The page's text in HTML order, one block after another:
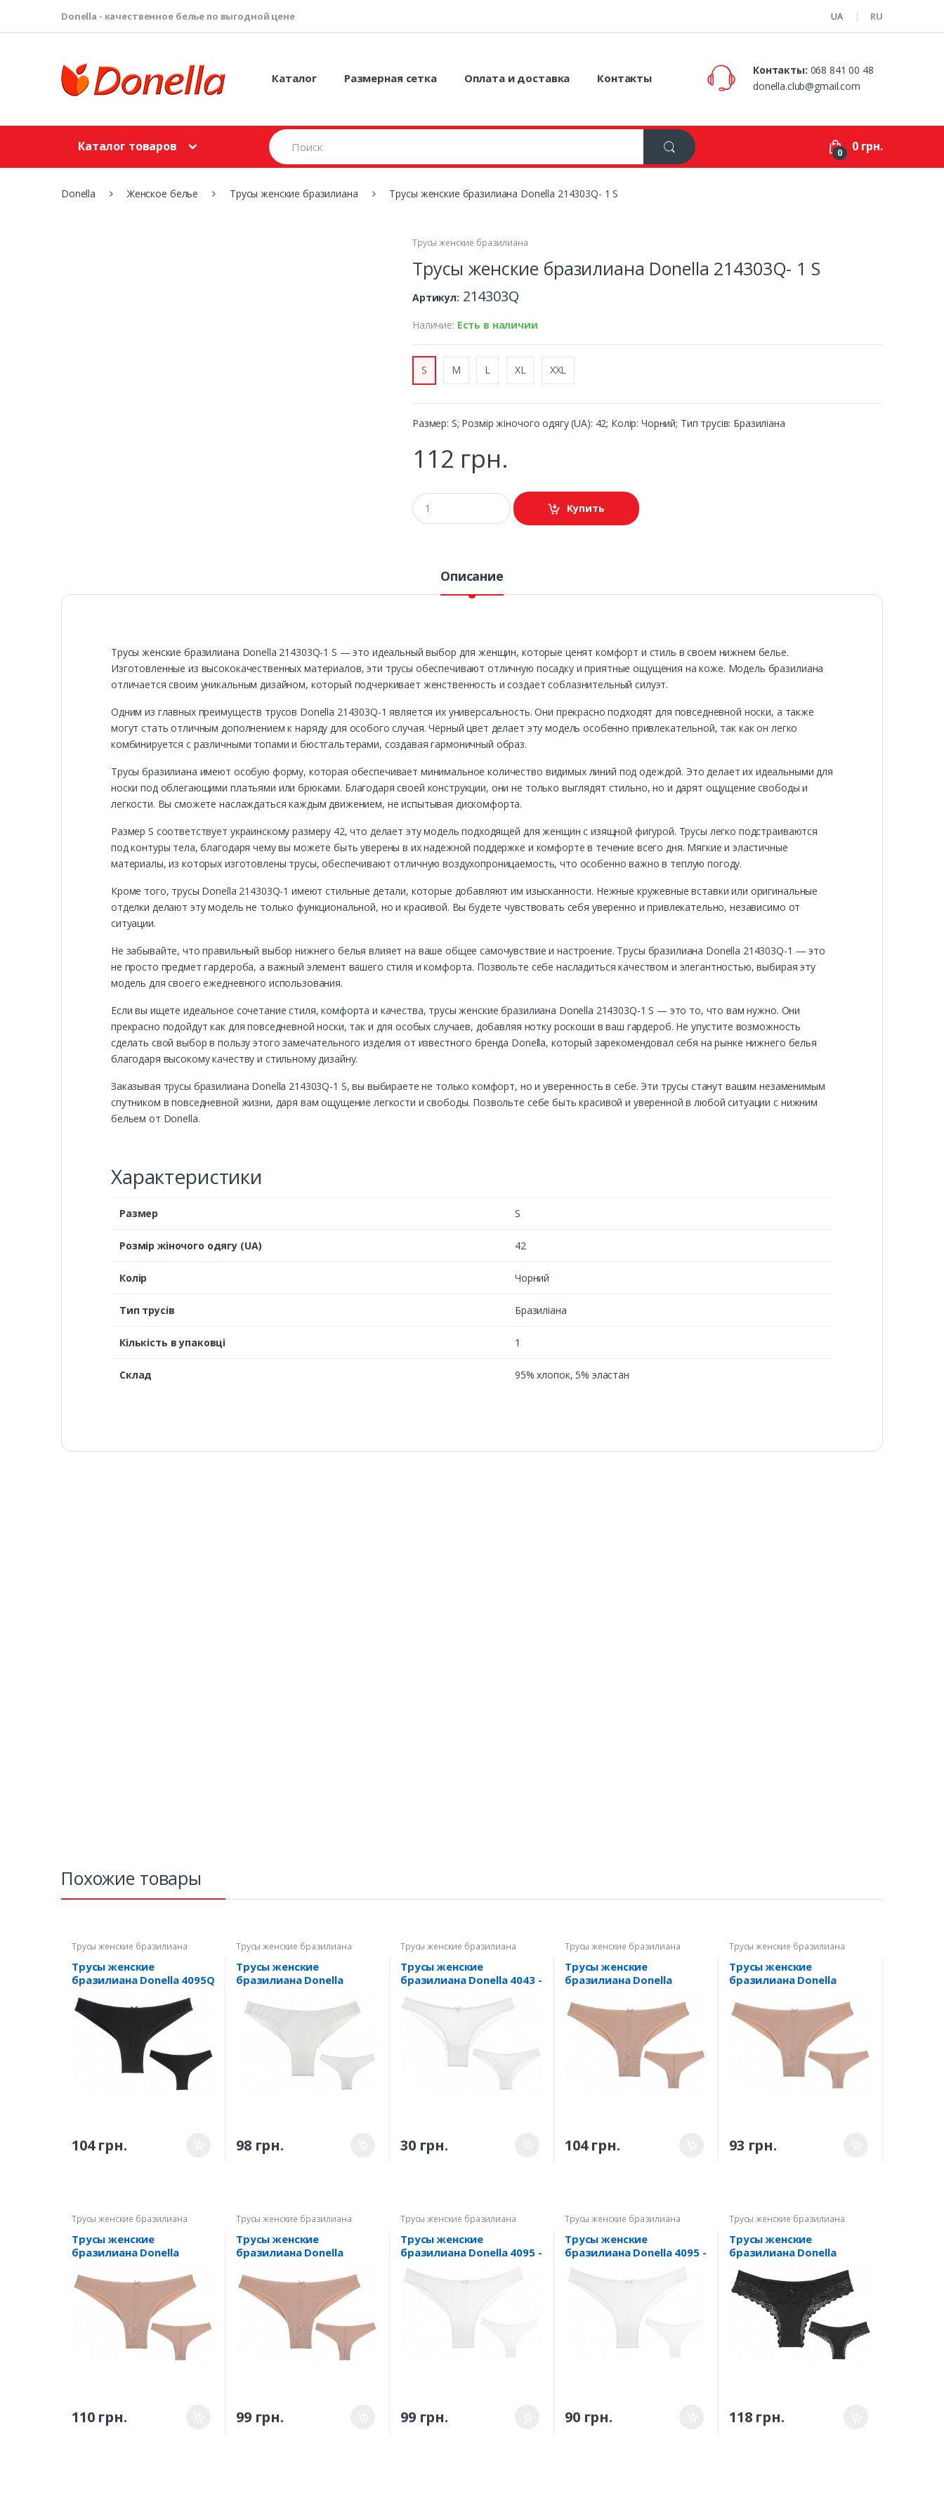
Donella - качественное белье по выгодной цене UA RU
Каталог Размерная сетка Оплата и доставка Контакты
Контакты: 068 841 00 48
donella.club@gmail.com
Каталог товаров
S
e
a
r
h
0 0 грн.
Donella Женское белье Трусы женские бразилиана Трусы женские бразилиана Donella 214303Q- 1 S
Трусы женские бразилиана
Трусы женские бразилиана Donella 214303Q- 1 S
Артикул: 214303Q
Наличие: Есть в наличии
S M L XL XXL
Размер: S; Розмір жіночого одягу (UA): 42; Колір: Чорний; Тип трусів: Бразиліана
112 грн.
Купить
Описание
Трусы женские бразилиана Donella 214303Q-1 S — это идеальный выбор для женщин, которые ценят комфорт и стиль в своем нижнем белье.
Изготовленные из высококачественных материалов, эти трусы обеспечивают отличную посадку и приятные ощущения на коже. Модель бразилиана
отличается своим уникальным дизайном, который подчеркивает женственность и создает соблазнительный силуэт.
Одним из главных преимуществ трусов Donella 214303Q-1 является их универсальность. Они прекрасно подходят для повседневной носки, а также
могут стать отличным дополнением к наряду для особого случая. Чёрный цвет делает эту модель особенно привлекательной, так как он легко
комбинируется с различными топами и бюстгальтерами, создавая гармоничный образ.
Трусы бразилиана имеют особую форму, которая обеспечивает минимальное количество видимых линий под одеждой. Это делает их идеальными для
носки под облегающими платьями или брюками. Благодаря своей конструкции, они не только выглядят стильно, но и дарят ощущение свободы и
легкости. Вы сможете наслаждаться каждым движением, не испытывая дискомфорта.
Размер S соответствует украинскому размеру 42, что делает эту модель подходящей для женщин с изящной фигурой. Трусы легко подстраиваются
под контуры тела, благодаря чему вы можете быть уверены в их надежной поддержке и комфорте в течение всего дня. Мягкие и эластичные
материалы, из которых изготовлены трусы, обеспечивают отличную воздухопроницаемость, что особенно важно в теплую погоду.
Кроме того, трусы Donella 214303Q-1 имеют стильные детали, которые добавляют им изысканности. Нежные кружевные вставки или оригинальные
отделки делают эту модель не только функциональной, но и красивой. Вы будете чувствовать себя уверенно и привлекательно, независимо от
ситуации.
Не забывайте, что правильный выбор нижнего белья влияет на ваше общее самочувствие и настроение. Трусы бразилиана Donella 214303Q-1 — это
не просто предмет гардероба, а важный элемент вашего стиля и комфорта. Позвольте себе насладиться качеством и элегантностью, выбирая эту
модель для своего ежедневного использования.
Если вы ищете идеальное сочетание стиля, комфорта и качества, трусы женские бразилиана Donella 214303Q-1 S — это то, что вам нужно. Они
прекрасно подойдут как для повседневной носки, так и для особых случаев, добавляя нотку роскоши в ваш гардероб. Не упустите возможность
сделать свой выбор в пользу этого замечательного изделия от известного бренда Donella, который зарекомендовал себя на рынке нижнего белья
благодаря высокому качеству и стильному дизайну.
Заказывая трусы бразилиана Donella 214303Q-1 S, вы выбираете не только комфорт, но и уверенность в себе. Эти трусы станут вашим незаменимым
спутником в повседневной жизни, даря вам ощущение легкости и свободы. Позвольте себе быть красивой и уверенной в любой ситуации с нижним
бельем от Donella.
Характеристики
Размер S
Розмір жіночого одягу (UA) 42
Колір Чорний
Тип трусів Бразиліана
Кількість в упаковці 1
Склад 95% хлопок, 5% эластан
Похожие товары
Трусы женские бразилиана
Трусы женские
бразилиана Donella 4095Q
104 грн.
Трусы женские бразилиана
Трусы женские
бразилиана Donella
98 грн.
Трусы женские бразилиана
Трусы женские
бразилиана Donella 4043 -
30 грн.
Трусы женские бразилиана
Трусы женские
бразилиана Donella
104 грн.
Трусы женские бразилиана
Трусы женские
бразилиана Donella
93 грн.
Трусы женские бразилиана
Трусы женские
бразилиана Donella
110 грн.
Трусы женские бразилиана
Трусы женские
бразилиана Donella
99 грн.
Трусы женские бразилиана
Трусы женские
бразилиана Donella 4095 -
1M
99 грн.
Трусы женские бразилиана
Трусы женские
бразилиана Donella 4095 -
1 XXL
90 грн.
Трусы женские бразилиана
Трусы женские
бразилиана Donella
118 грн.